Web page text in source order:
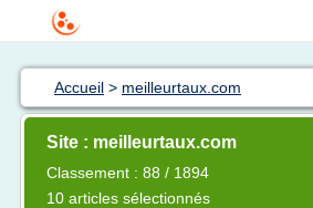
Accueil > meilleurtaux.com
Site : meilleurtaux.com
Classement : 88 / 1894
10 articles sélectionnés